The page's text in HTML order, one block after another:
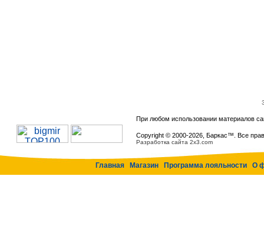
При любом использовании материалов
Copyright © 2000-2026, Баркас™. Все
Разработка сайта 2x3.com
Главная Магазин Программа лояльности О